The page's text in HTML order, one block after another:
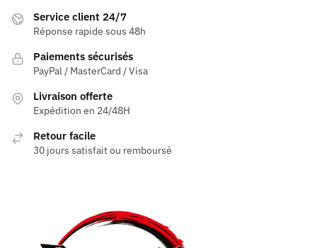
Service client 24/7
Réponse rapide sous 48h
Paiements sécurisés
PayPal / MasterCard / Visa
Livraison offerte
Expédition en 24/48H
Retour facile
30 jours satisfait ou remboursé